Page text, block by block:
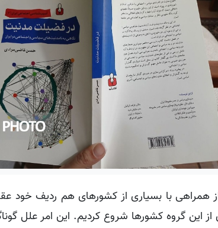
همراهی با بسیاری از کشورهای هم ردیف خود
این گروه کشورها شروع کردیم. این امر علل